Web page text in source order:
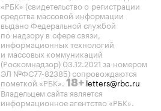
«РБК» (свидетельство о регистрации
средства массовой информации
выдано Федеральной службой
по надзору в сфере связи,
информационных технологий
и массовых коммуникаций
(Роскомнадзор) 03.12.2021 за номером
ЭЛ №ФС77-82385) сопровождаются
пометкой «РБК». 18+ letters@rbc.ru
Владельцем сайта является
информационное агентство «РБК».